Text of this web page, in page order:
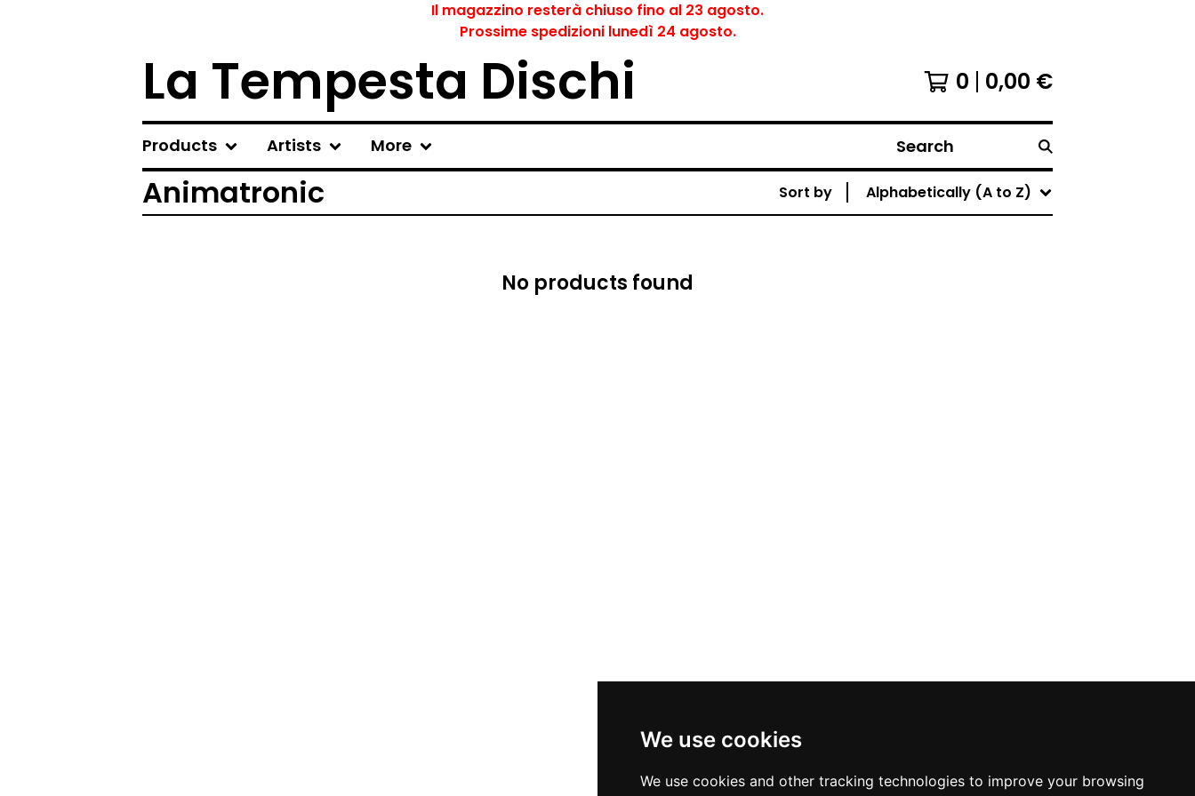
We use cookies
We use cookies and other tracking technologies to improve your browsing
Il magazzino resterà chiuso fino al 23 agosto.
Prossime spedizioni lunedì 24 agosto.
La Tempesta Dischi 0 0,00 €
Products Artists More Search
Animatronic Sort by Alphabetically (A to Z)
No products found